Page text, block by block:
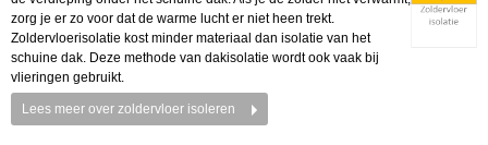
zorg je er zo voor dat de warme lucht er niet heen trekt.
Zoldervloerisolatie kost minder materiaal dan isolatie van het
schuine dak. Deze methode van dakisolatie wordt ook vaak bij
vlieringen gebruikt.
Lees meer over zoldervloer isoleren